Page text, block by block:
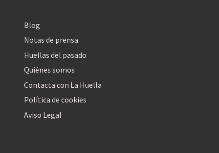
Blog
Notas de prensa
Huellas del pasado
Quiénes somos
Contacta con La Huella
Política de cookies
Aviso Legal